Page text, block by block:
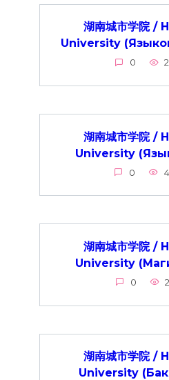
湖南城市学院 /
University
0
湖南城市学院 /
University
0
湖南城市学院 /
University
0
湖南城市学院 /
University